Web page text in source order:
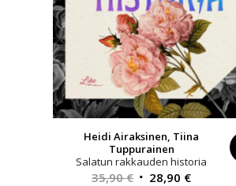
Heidi Airaksinen, Tiina
Tuppurainen
Salatun rakkauden historia
35,90€ Alkuperäinen
28,90 €Nykyinen